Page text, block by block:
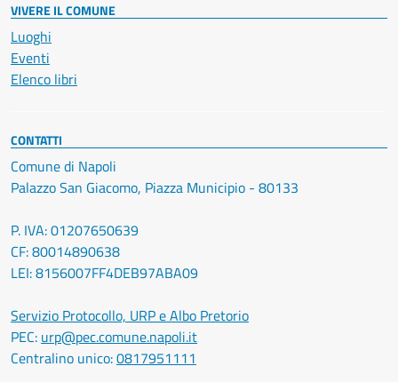
VIVERE IL COMUNE
Luoghi
Eventi
Elenco libri
CONTATTI
Comune di Napoli
Palazzo San Giacomo, Piazza Municipio - 80133
P. IVA: 01207650639
CF: 80014890638
LEI: 8156007FF4DEB97ABA09
Servizio Protocollo, URP e Albo Pretorio
PEC: urp@pec.comune.napoli.it
Centralino unico:0817951111